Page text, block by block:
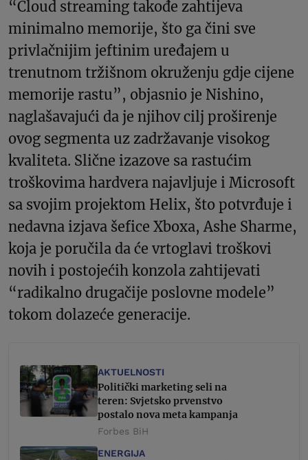
“Cloud streaming takođe zahtijeva
minimalno memorije, što ga čini sve
privlačnijim jeftinim uređajem u
trenutnom tržišnom okruženju gdje cijene
memorije rastu”, objasnio je Nishino,
naglašavajući da je njihov cilj proširenje
ovog segmenta uz zadržavanje visokog
kvaliteta. Slične izazove sa rastućim
troškovima hardvera najavljuje i Microsoft
sa svojim projektom Helix, što potvrđuje i
nedavna izjava šefice Xboxa, Ashe Sharme,
koja je poručila da će vrtoglavi troškovi
novih i postojećih konzola zahtijevati
“radikalno drugačije poslovne modele”
tokom dolazeće generacije.
AKTUELNOSTI
Politički marketing seli na
teren: Svjetsko prvenstvo
postalo nova meta kampanja
Forbes BiH
ENERGIJA